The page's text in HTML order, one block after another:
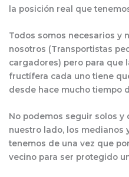
la posición real que
Todos somos necesarios y
nosotros (Transportistas
cargadores) pero para que
fructífera cada uno tiene
desde hace mucho tiempo
No podemos seguir solos y
nuestro lado, los medianos
tenemos de una vez que
vecino para ser protegido